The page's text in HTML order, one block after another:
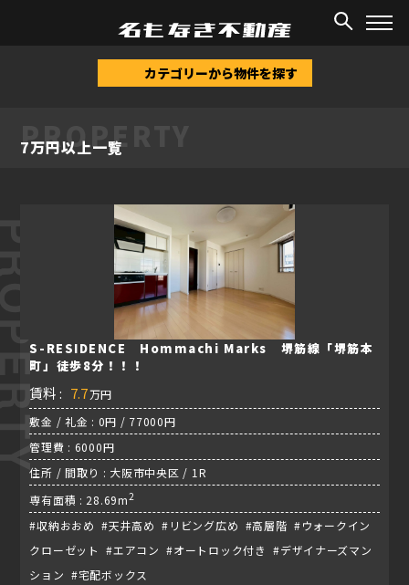
物件情報/7万円以上
カテゴリーから物件を探す
PROPERTY
7万円以上一覧
S-RESIDENCE Hommachi Marks 堺筋線「堺筋本
町」徒歩8分！！！
賃料 : 7.7万円
敷金 / 礼金 : 0円 / 77000円
管理費 : 6000円
住所 / 間取り : 大阪市中央区 / 1R
専有面積 : 28.69m2
#収納おおめ #天井高め #リビング広め #高層階 #ウォークイン
クローゼット #エアコン #オートロック付き #デザイナーズマン
ション #宅配ボックス